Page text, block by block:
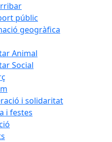
públic
geogràfica
Animal
Social
i solidaritat
i festes